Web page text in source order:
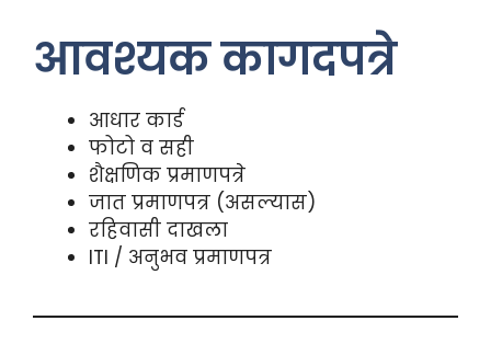
आवश्यक कागदपत्रे
आधार कार्ड
फोटो व सही
शैक्षणिक प्रमाणपत्रे
जात प्रमाणपत्र (असल्यास)
रहिवासी दाखला
ITI / अनुभव प्रमाणपत्र